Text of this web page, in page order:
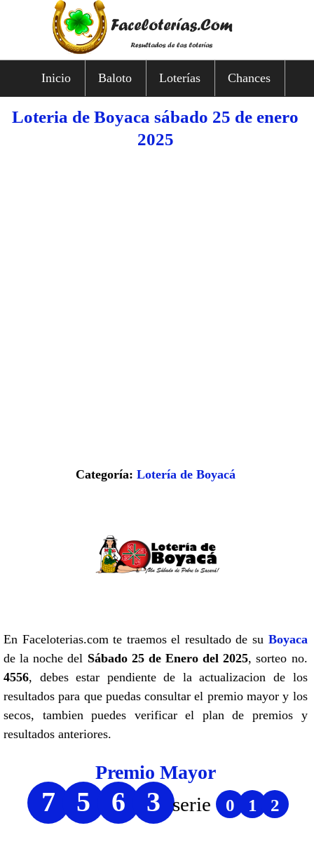
Inicio Baloto Loterías Chances
Loteria de Boyaca sábado 25 de enero
2025
Categoría: Lotería de Boyacá
En Faceloterias.com te traemos el resultado de su Boyaca
de la noche del Sábado 25 de Enero del 2025, sorteo no.
4556, debes estar pendiente de la actualizacion de los
resultados para que puedas consultar el premio mayor y los
secos, tambien puedes verificar el plan de premios y
resultados anteriores.
Premio Mayor
7 5 6 3 serie 0 1 2